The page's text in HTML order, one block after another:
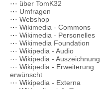
··· über TomK32
··· Umfragen
··· Webshop
··· Wikimedia - Commons
··· Wikimedia - Personelles
··· Wikimedia Foundation
··· Wikipedia - Audio
··· Wikipedia - Auszeichnung
··· Wikipedia - Erweiterung
erwünscht
··· Wikipedia - Externa